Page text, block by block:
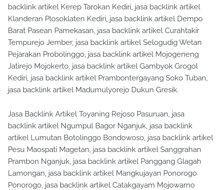
backlink artikel Kerep Tarokan Kediri, jasa backlink artikel
Klanderan Plosoklaten Kediri, jasa backlink artikel Dempo
Barat Pasean Pamekasan, jasa backlink artikel Curahtakir
Tempurejo Jember, jasa backlink artikel Selogudig Wetan
Pejarakan Probolinggo, jasa backlink artikel Mojogeneng
Jatirejo Mojokerto, jasa backlink artikel Gambyok Grogol
Kediri, jasa backlink artikel Prambontergayang Soko Tuban,
jasa backlink artikel Madumulyorejo Dukun Gresik.
Jasa Backlink Artikel Toyaning Rejoso Pasuruan, jasa
backlink artikel Ngumpul Bagor Nganjuk, jasa backlink
artikel Lumutan Botolinggo Bondowoso, jasa backlink artikel
Pesu Maospati Magetan, jasa backlink artikel Sanggrahan
Prambon Nganjuk, jasa backlink artikel Panggang Glagah
Lamongan, jasa backlink artikel Mangkujayan Ponorogo
Ponorogo, jasa backlink artikel Catakgayam Mojowarno